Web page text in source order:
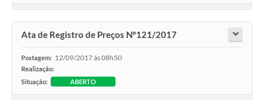
Ata de Registro de Preços Nº121/2017
Postagem: 12/09/2017 às 08h50
Realização:
Situação:
ABERTO